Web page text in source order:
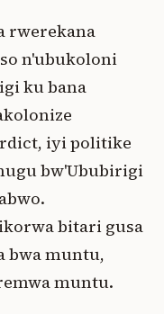
rwerekana
n'ubukoloni
ku bana
iyi politike
bw'Ububirigi
bitari gusa
bwa muntu,
muntu.